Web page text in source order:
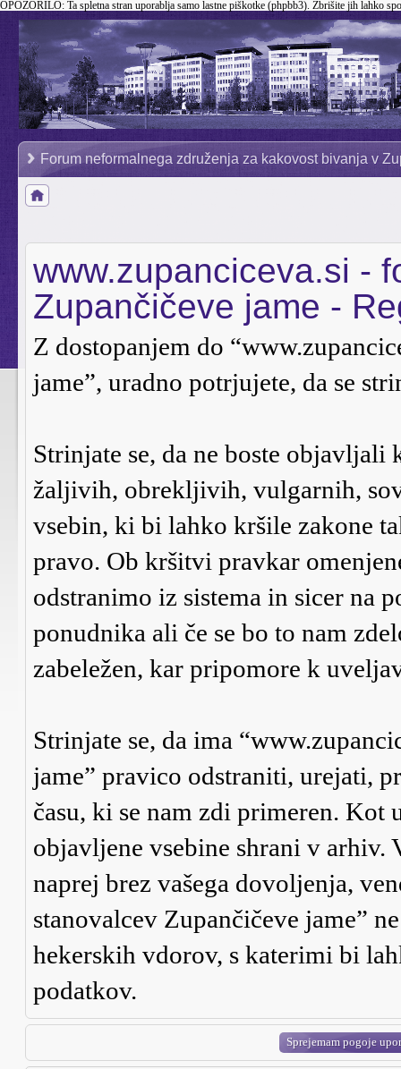
OPOZORILO: Ta spletna stran uporablja samo lastne piškotke (phpbb3). Zbrišite jih lahko
Forum neformalnega združenja za kakovost bivanja v
www.zupanciceva.si -
Zupančičeve jame -
Z dostopanjem do
jame”, uradno potrjujete, da se
Strinjate se, da ne boste
žaljivih, obrekljivih, vulgarnih,
vsebin, ki bi lahko kršile zakone
pravo. Ob kršitvi pravkar
odstranimo iz sistema in sicer na
ponudnika ali če se bo to nam
zabeležen, kar pripomore k
Strinjate se, da ima
jame” pravico odstraniti, urejati,
času, ki se nam zdi primeren. Kot
objavljene vsebine shrani v arhiv.
naprej brez vašega dovoljenja,
stanovalcev Zupančičeve jame”
hekerskih vdorov, s katerimi bi
podatkov.